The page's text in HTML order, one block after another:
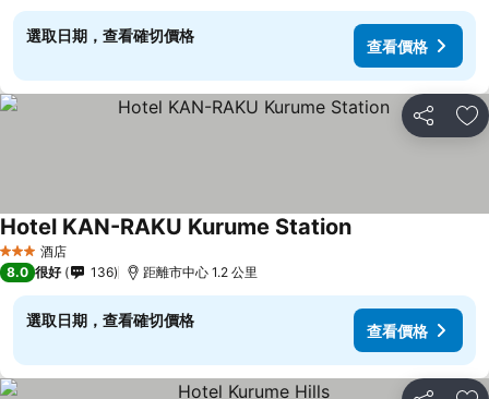
選取日期，查看確切價格
查看價格
分享 放
3 星級 酒店
Hotel KAN-RAKU Kurume Station查看價格
8.0 很好 136 距離市中心 1.2 公里
選取日期，查看確切價格
查看價格